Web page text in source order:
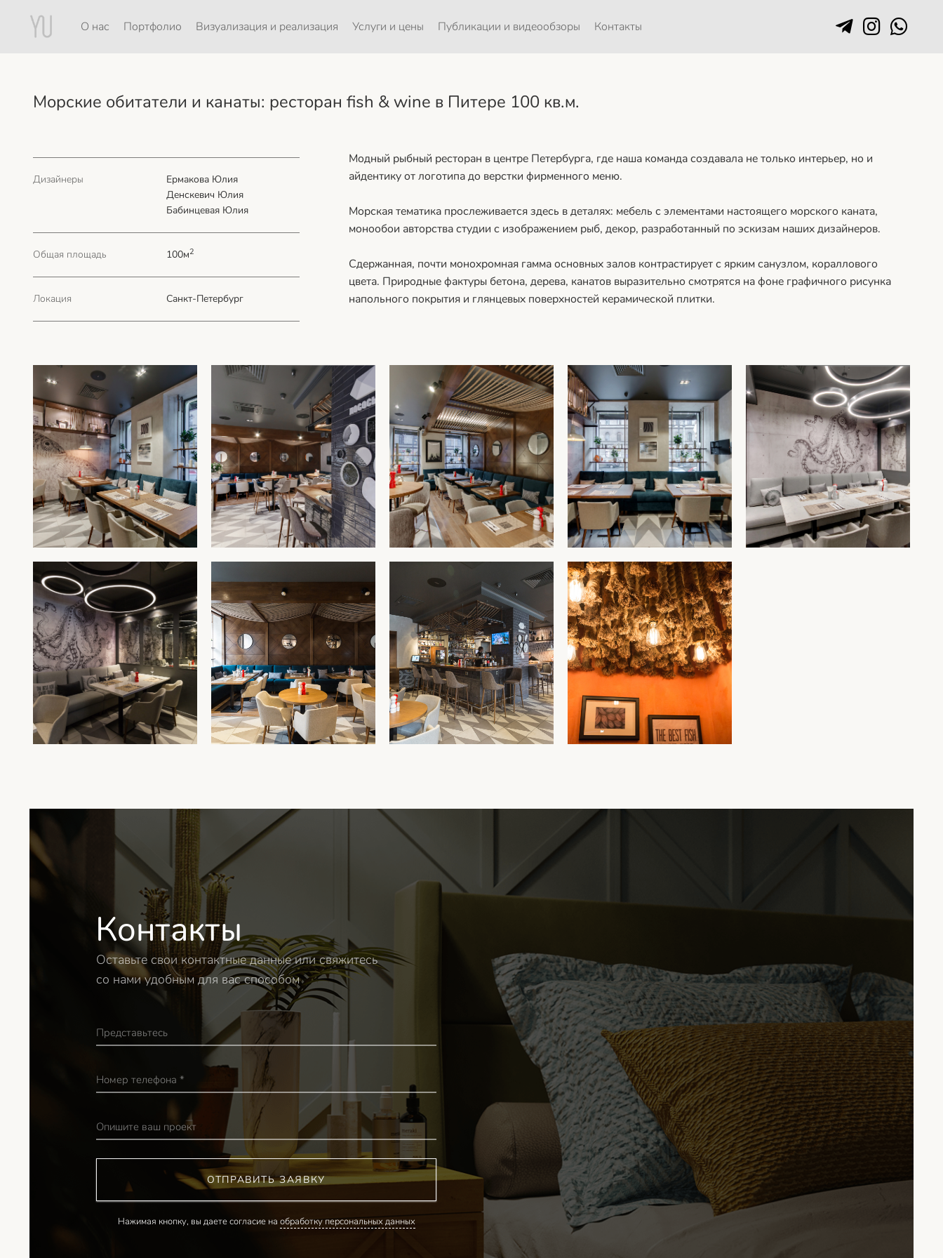
О нас Портфолио Визуализация и реализация Услуги и цены Публикации и видеообзоры Контакты
Морские обитатели и канаты: ресторан fish & wine в Питере 100 кв.м.
Дизайнеры
Ермакова Юлия
Денскевич Юлия
Бабинцевая Юлия
Общая площадь 100м2
Локация Санкт-Петербург
Модный рыбный ресторан в центре Петербурга, где наша команда создавала не только интерьер, но и
айдентику от логотипа до верстки фирменного меню.
Морская тематика прослеживается здесь в деталях: мебель с элементами настоящего морского каната,
монообои авторства студии с изображением рыб, декор, разработанный по эскизам наших дизайнеров.
Сдержанная, почти монохромная гамма основных залов контрастирует с ярким санузлом, кораллового
цвета. Природные фактуры бетона, дерева, канатов выразительно смотрятся на фоне графичного рисунка
напольного покрытия и глянцевых поверхностей керамической плитки.
Контакты
Оставьте свои контактные данные или свяжитесь
со нами удобным для вас способом
Представьтесь
Номер телефона *
Опишите ваш проект
ОТПРАВИТЬ ЗАЯВКУ
Нажимая кнопку, вы даете согласие на обработку персональных данных